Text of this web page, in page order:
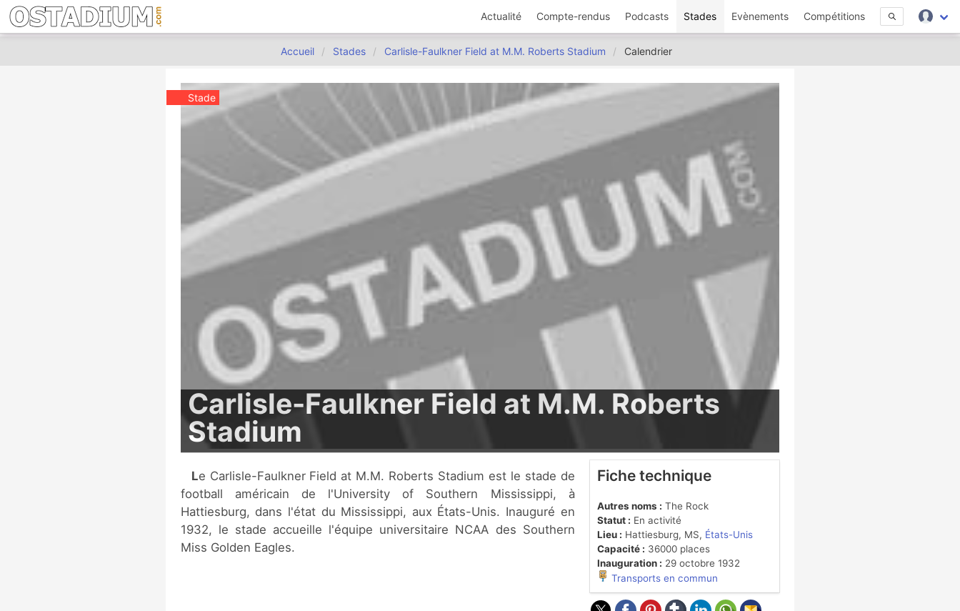
Actualité Compte-rendus Podcasts Stades Evènements Compétitions
Accueil Stades Carlisle-Faulkner Field at M.M. Roberts Stadium Calendrier
Stade
Carlisle-Faulkner Field at M.M. Roberts
Stadium
Le Carlisle-Faulkner Field at M.M. Roberts Stadium est le stade de
football américain de l'University of Southern Mississippi, à
Hattiesburg, dans l'état du Mississippi, aux États-Unis. Inauguré en
1932, le stade accueille l'équipe universitaire NCAA des Southern
Miss Golden Eagles.
Fiche technique
Autres noms : The Rock
Statut : En activité
Lieu : Hattiesburg, MS, États-Unis
Capacité : 36000 places
Inauguration : 29 octobre 1932
Transports en commun